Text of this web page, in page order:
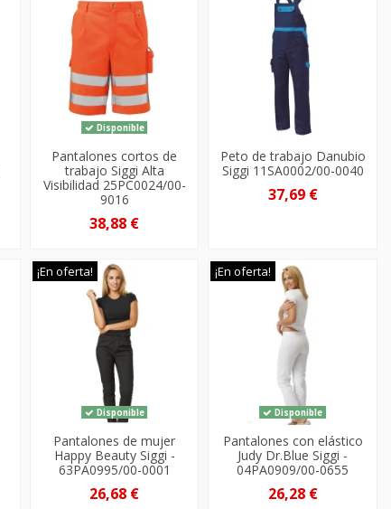
Disponible
Pantalones cortos de
trabajo Siggi Alta
Visibilidad 25PC0024/00-
9016
38,88 €
Peto de trabajo Danubio
Siggi 11SA0002/00-0040
37,69 €
¡En oferta!
Disponible
Pantalones de mujer
Happy Beauty Siggi -
63PA0995/00-0001
26,68 €
¡En oferta!
Disponible
Pantalones con elástico
Judy Dr.Blue Siggi -
04PA0909/00-0655
26,28 €